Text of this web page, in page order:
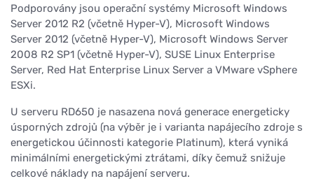
Podporovány jsou operační systémy Microsoft Windows
Server 2012 R2 (včetně Hyper-V), Microsoft Windows
Server 2012 (včetně Hyper-V), Microsoft Windows Server
2008 R2 SP1 (včetně Hyper-V), SUSE Linux Enterprise
Server, Red Hat Enterprise Linux Server a VMware vSphere
ESXi.
U serveru RD650 je nasazena nová generace energeticky
úsporných zdrojů (na výběr je i varianta napájecího zdroje s
energetickou účinnosti kategorie Platinum), která vyniká
minimálními energetickými ztrátami, díky čemuž snižuje
celkové náklady na napájení serveru.